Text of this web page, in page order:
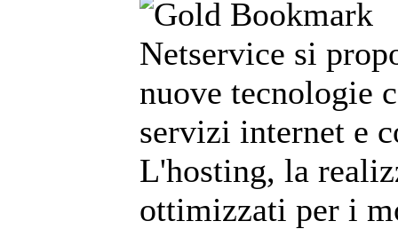
Netservice si
nuove tecnologie
servizi internet e
L'hosting, la
ottimizzati per i